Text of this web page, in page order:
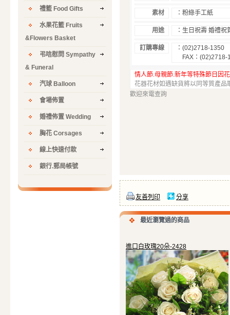
禮籃 Food Gifts
水果花籃 Fruits
&Flowers Basket
弔唁慰問 Sympathy
& Funeral
汽球 Balloon
會場佈置
婚禮佈置 Wedding
胸花 Corsages
線上快速付款
銀行.郵局帳號
素材 ：粉綠手工紙
用途 ：生日祝壽 婚禮祝
訂購專線 ：(02)2718-1350
FAX ：(02)2718-
情人節.母親節.新年等特殊節日因
花器花材如遇缺貨將以同等質產品
歡迎來電查詢
友善列印 分享
最近瀏覽過的商品
進口白玫瑰20朵-2428